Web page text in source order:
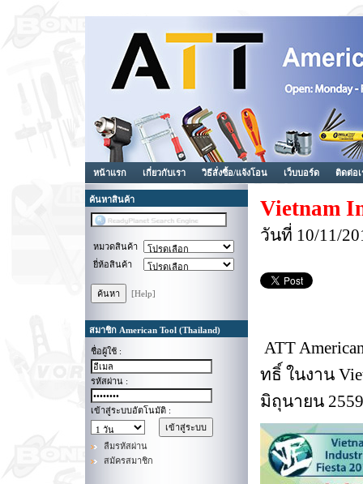
หน้าแรก เกี่ยวกับเรา วิธีสั่งซื้อ/แจ้งโอน เว็บบอร์ด ติดต่อเ
ค้นหาสินค้า
หมวดสินค้า
ยี่ห้อสินค้า
[Help]
สมาชิก American Tool (Thailand)
ชื่อผู้ใช้ :
รหัสผ่าน :
เข้าสู่ระบบอัตโนมัติ :
ลืมรหัสผ่าน
สมัครสมาชิก
Vietnam
วันที่ 10/11/
ATT
ทธิ์ ในงาน
มิถุนายน 2559